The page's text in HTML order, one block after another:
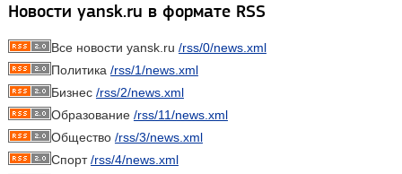
Новости yansk.ru в формате RSS
Все новости yansk.ru /rss/0/news.xml
Политика /rss/1/news.xml
Бизнес /rss/2/news.xml
Образование /rss/11/news.xml
Общество /rss/3/news.xml
Спорт/rss/4/news.xml